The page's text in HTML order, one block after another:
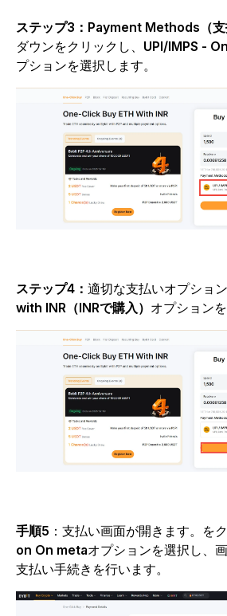
ステップ3：Payment Methods（支
ダウンをクリックし、 UPI/IMPS -
プションを選択します。
ステップ4： 適切な支払いオプショ
with INR（INRで購入） オプション
手順5 ：支払い画面が開きます。を
on On metaオプションを選択し、
支払い手続きを行います。